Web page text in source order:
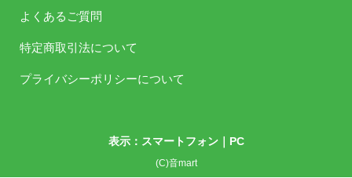
収録内
中野うどん学校
ほか
聖地巡礼MAP
照井春佳、内山夕実、黒沢ともよ
よくあるご質問
特定商取引法について
プライバシーポリシーについて
表示：スマートフォン｜ PC
(C)音mart